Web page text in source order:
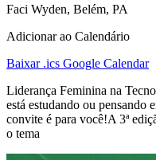
Faci Wyden, Belém, PA
Adicionar ao Calendário
Baixar .ics Google Calendar
Liderança Feminina na
está estudando ou pensando
convite é para você!A 3ª
o tema